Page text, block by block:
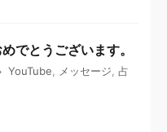
でとうございます。
YouTube メッセージ 占